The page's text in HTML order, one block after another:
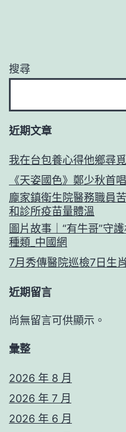
搜尋
近期文章
我在台包養心得他鄉尋
《天姿國色》鄭少秋首
龐家鎮衛生院醫務職員
和診所疫苗量體溫
圖片故事｜“有牛哥”守
種類_中國網
7月秀傳醫院巡檢7日生
近期留言
尚無留言可供顯示。
彙整
2026 年 8 月
2026 年 7 月
2026 年 6 月